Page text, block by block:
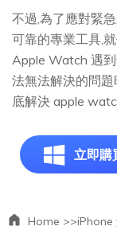
不過,為了應對緊
可靠的專業工具,
Apple Watch 遇
法無法解決的問
底解決 apple
立即購
Home >>iPhone